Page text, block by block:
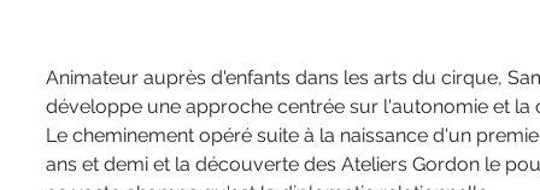
Ile-de-France
Animateur auprès d'enfants dans les arts du cirque,
développe une approche centrée sur l'autonomie et
Le cheminement opéré suite à la naissance d'un
ans et demi et la découverte des Ateliers Gordon le